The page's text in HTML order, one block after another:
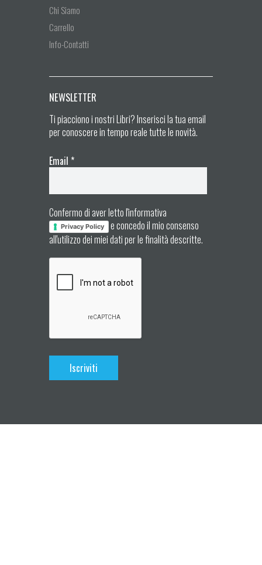
Chi Siamo
Carrello
Info-Contatti
NEWSLETTER
Ti piacciono i nostri Libri? Inserisci la tua email
per conoscere in tempo reale tutte le novità.
Email *
Confermo di aver letto l'informativa
Privacy Policy
e concedo il mio consenso
all'utilizzo dei miei dati per le finalità descritte.